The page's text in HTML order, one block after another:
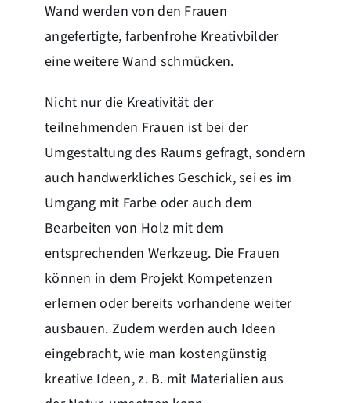
Wand werden von den Frauen
angefertigte, farbenfrohe Kreativbilder
eine weitere Wand schmücken.
Nicht nur die Kreativität der
teilnehmenden Frauen ist bei der
Umgestaltung des Raums gefragt, sondern
auch handwerkliches Geschick, sei es im
Umgang mit Farbe oder auch dem
Bearbeiten von Holz mit dem
entsprechenden Werkzeug. Die Frauen
können in dem Projekt Kompetenzen
erlernen oder bereits vorhandene weiter
ausbauen. Zudem werden auch Ideen
eingebracht, wie man kostengünstig
kreative Ideen, z. B. mit Materialien aus